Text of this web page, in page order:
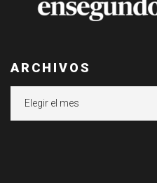
ARCHIVOS